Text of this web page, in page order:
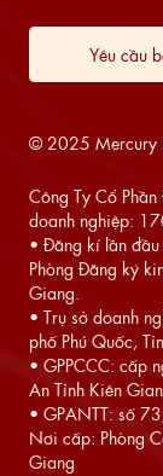
Yêu cầu
© 2025 Mercury
Công Ty Cổ
doanh nghiệp:
• Đăng kí lần
Phòng Đăng ký
Giang.
• Trụ sở doanh
phố Phú Quốc,
• GPPCCC: cấp
An Tỉnh Kiên
• GPANTT: số
Nơi cấp: Phòng
Giang